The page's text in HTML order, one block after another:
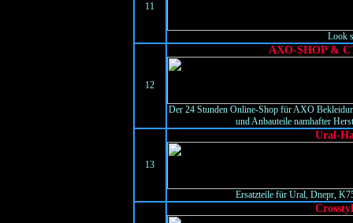
11
Look
12
AXO-SHOP &
Der 24 Stunden Online-Shop für AXO
und Anbauteile namhafter
13
Ural-
Ersatzteile für Ural, Dnepr,